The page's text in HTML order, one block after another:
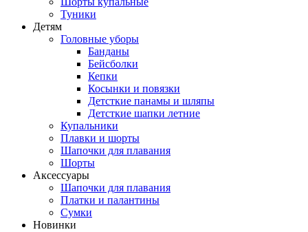
Туники
Детям
Головные уборы
Банданы
Бейсболки
Кепки
Косынки и повязки
Детсткие панамы и шляпы
Детсткие шапки летние
Купальники
Плавки и шорты
Шапочки для плавания
Шорты
Аксессуары
Шапочки для плавания
Платки и палантины
Сумки
Новинки